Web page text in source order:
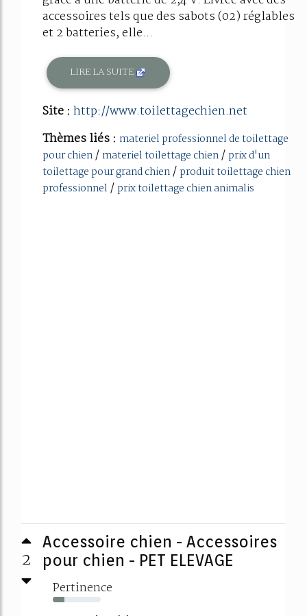
accessoires tels que des sabots (02) réglables
et 2 batteries, elle...
LIRE LA SUITE
Site : http://www.toilettagechien.net
Thèmes liés : materiel professionnel de toilettage
pour chien/ materiel toilettage chien/ prix d'un
toilettage pour grand chien/ produit toilettage chien
professionnel / prix toilettage chien animalis
2
Accessoire chien - Accessoires
pour chien - PET ELEVAGE
Pertinence
24%